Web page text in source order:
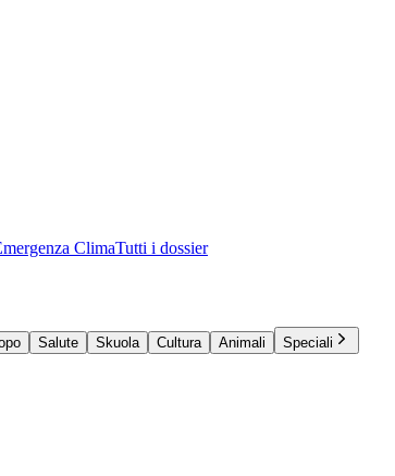
ClimaTutti i dossier
Salute Skuola Cultura Animali
Speciali